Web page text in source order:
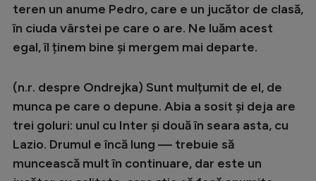
teren un anume Pedro, care e un jucător de clasă,
în ciuda vârstei pe care o are. Ne luăm acest
egal, îl ținem bine și mergem mai departe.
(n.r. despre Ondrejka) Sunt mulțumit de el, de
munca pe care o depune. Abia a sosit și deja are
trei goluri: unul cu Inter și două în seara asta, cu
Lazio. Drumul e încă lung — trebuie să
muncească mult în continuare, dar este un